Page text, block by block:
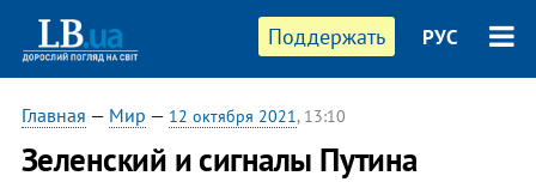
Поддержать РУС
Главная — Мир — 12 октября 2021, 13:10
Зеленский и сигналы Путина